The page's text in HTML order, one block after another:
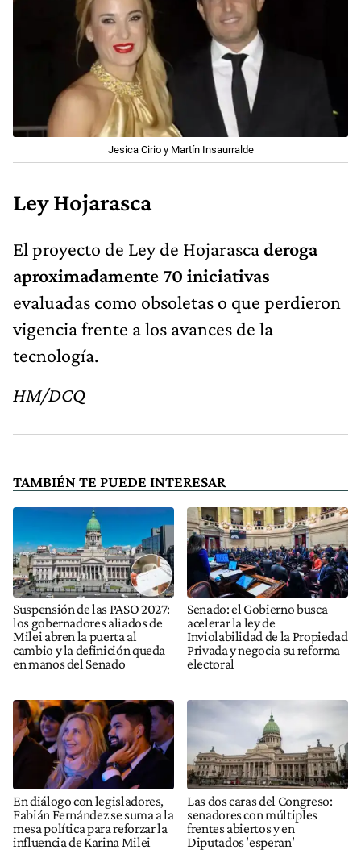
Jesica Cirio y Martín Insaurralde
Ley Hojarasca
El proyecto de Ley de Hojarascaderoga
aproximadamente 70 iniciativas
evaluadas como obsoletas o que perdieron
vigencia frente a los avances de la
tecnología.
HM/DCQ
TAMBIÉN TE PUEDE INTERESAR
Suspensión de las PASO 2027:
los gobernadores aliados de
Milei abren la puerta al
cambio y la definición queda
en manos del Senado
Senado: el Gobierno busca
acelerar la ley de
Inviolabilidad de la Propiedad
Privada y negocia su reforma
electoral
En diálogo con legisladores,
Fabián Fernández se suma a la
mesa política para reforzar la
influencia de Karina Milei
Las dos caras del Congreso:
senadores con múltiples
frentes abiertos y en
Diputados 'esperan'